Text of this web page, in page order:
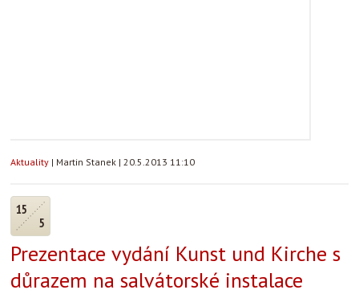
Aktuality | Martin Stanek | 20.5.2013 11:10
15
5
Prezentace vydání Kunst und Kirche s
důrazem na salvátorské instalace